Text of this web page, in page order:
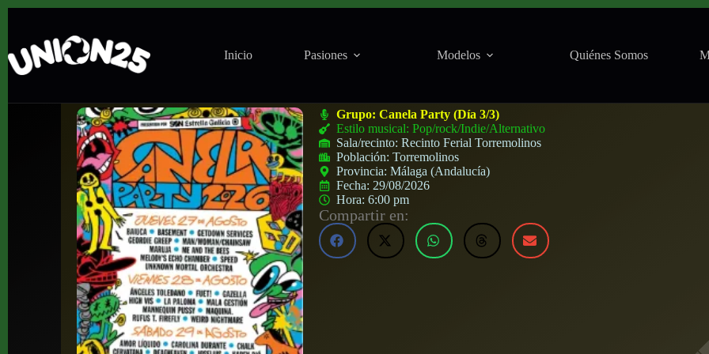
Inicio Pasiones Modelos Quiénes Somos
Grupo:Canela Party (Día 3/3)
Estilo musical: Pop/rock/Indie/Alternativo
Sala/recinto:Recinto Ferial Torremolinos
Población:Torremolinos
Provincia:Málaga (Andalucía)
Fecha: 29/08/2026
Hora:6:00 pm
Compartir en: